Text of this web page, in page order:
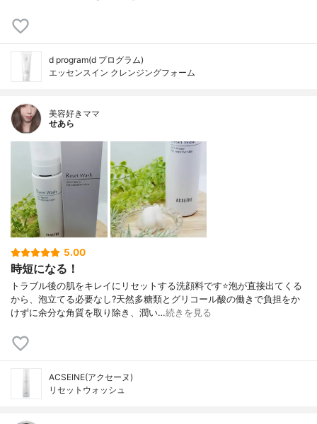
d program(d プログラム)
エッセンスイン クレンジングフォーム
美容好きママ
せあら
5.00
時短になる！
トラブル後の肌をキレイにリセットする洗顔料です⭐泡が直接出てくる
から、泡立てる必要なし?天然多糖類とグリコール酸の働きで負担をか
けずに余分な角質を取り除き、潤い…続きを見る
ACSEINE(アクセーヌ)
リセットウォッシュ